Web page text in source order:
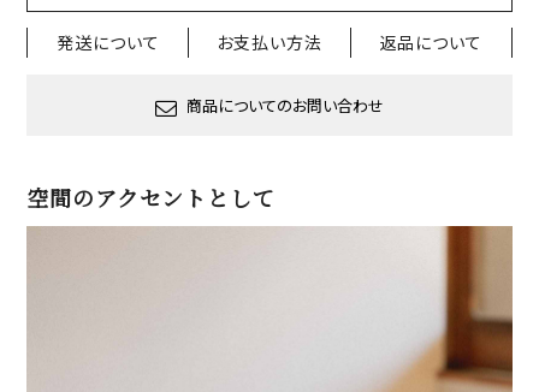
発送について お支払い方法 返品について
商品についてのお問い合わせ
空間のアクセントとして